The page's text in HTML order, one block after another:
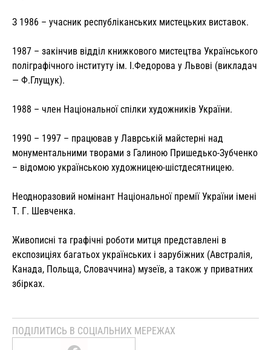
З 1986 – учасник республіканських мистецьких виставок.
1987 – закінчив відділ книжкового мистецтва Українського
поліграфічного інституту ім. І.Федорова у Львові (викладач
— Ф.Глущук).
1988 – член Національної спілки художників України.
1990 – 1997 – працював у Лаврській майстерні над
монументальними творами з Галиною Пришедько-Зубченко
– відомою українською художницею-шістдесятницею.
Неодноразовий номінант Національної премії України імені
Т. Г. Шевченка.
Живописні та графічні роботи митця представлені в
експозиціях багатьох українських і зарубіжних (Австралія,
Канада, Польща, Словаччина) музеїв, а також у приватних
збірках.
ПОДІЛИТИСЬ В СОЦІАЛЬНИХ МЕРЕЖАХ